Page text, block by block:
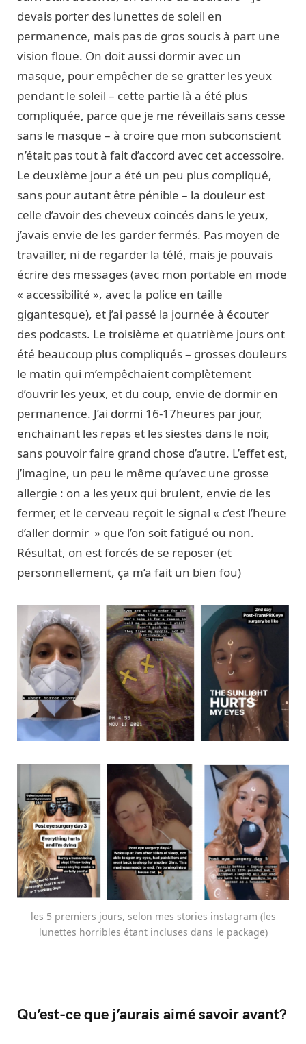
devais porter des lunettes de soleil en
permanence, mais pas de gros soucis à part une
vision floue. On doit aussi dormir avec un
masque, pour empêcher de se gratter les yeux
pendant le soleil – cette partie là a été plus
compliquée, parce que je me réveillais sans cesse
sans le masque – à croire que mon subconscient
n’était pas tout à fait d’accord avec cet accessoire.
Le deuxième jour a été un peu plus compliqué,
sans pour autant être pénible – la douleur est
celle d’avoir des cheveux coincés dans le yeux,
j’avais envie de les garder fermés. Pas moyen de
travailler, ni de regarder la télé, mais je pouvais
écrire des messages (avec mon portable en mode
« accessibilité », avec la police en taille
gigantesque), et j’ai passé la journée à écouter
des podcasts. Le troisième et quatrième jours ont
été beaucoup plus compliqués – grosses douleurs
le matin qui m’empêchaient complètement
d’ouvrir les yeux, et du coup, envie de dormir en
permanence. J’ai dormi 16-17heures par jour,
enchainant les repas et les siestes dans le noir,
sans pouvoir faire grand chose d’autre. L’effet est,
j’imagine, un peu le même qu’avec une grosse
allergie : on a les yeux qui brulent, envie de les
fermer, et le cerveau reçoit le signal « c’est l’heure
d’aller dormir » que l’on soit fatigué ou non.
Résultat, on est forcés de se reposer (et
personnellement, ça m’a fait un bien fou)
les 5 premiers jours, selon mes stories instagram (les
lunettes horribles étant incluses dans le package)
Qu’est-ce que j’aurais aimé savoir avant?